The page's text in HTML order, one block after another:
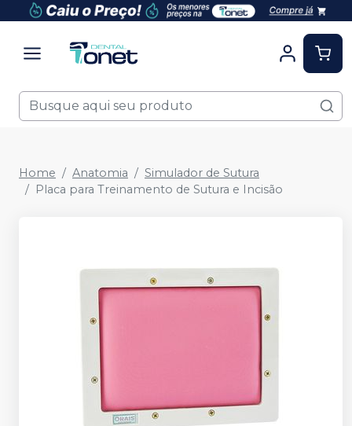
Home Anatomia
Simulador de Sutura
Placa para Treinamento de Sutura e Incisão